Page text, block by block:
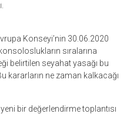
Konseyi’nin 30.06.2020
sıralarına
belirtilen seyahat yasağı bu
kararların ne zaman kalkacağı
bir değerlendirme toplantısı